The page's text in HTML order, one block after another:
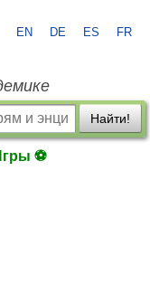
EN DE ES FR
Найти!
⚽